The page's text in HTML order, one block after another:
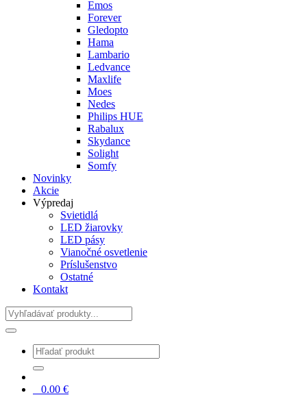
Emos
Forever
Gledopto
Hama
Lambario
Ledvance
Maxlife
Moes
Nedes
Philips HUE
Rabalux
Skydance
Solight
Somfy
Novinky
Akcie
Výpredaj
Svietidlá
LED žiarovky
LED pásy
Vianočné osvetlenie
Príslušenstvo
Ostatné
Kontakt
Hladať
0.00 €